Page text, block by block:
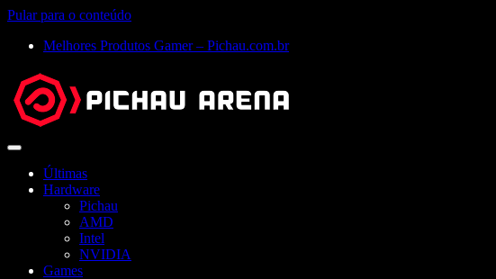
Pular para o conteúdo
Melhores Produtos Gamer – Pichau.com.br
Abrir
Últimas
Hardware
Pichau
AMD
Intel
NVIDIA
Games